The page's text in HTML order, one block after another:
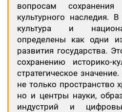
вопросам
культурного наследия.
культура и
определены как одни
развития государства.
сохранению историко-
стратегическое
не только пространство
но и центры науки,
индустрий и